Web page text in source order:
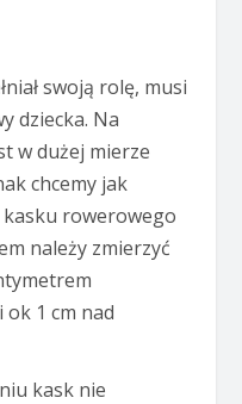
swoją rolę, musi
dziecka. Na
w dużej mierze
chcemy jak
rowerowego
należy zmierzyć
1 cm nad
kask nie